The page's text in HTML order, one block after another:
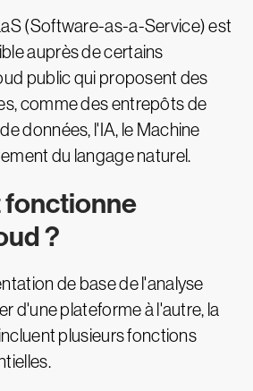
(Software-as-a-Service) est
auprès de certains
public qui proposent des
comme des entrepôts de
données, l'IA, le Machine
du langage naturel.
?
de base de l'analyse
d'une plateforme à l'autre, la
plusieurs fonctions